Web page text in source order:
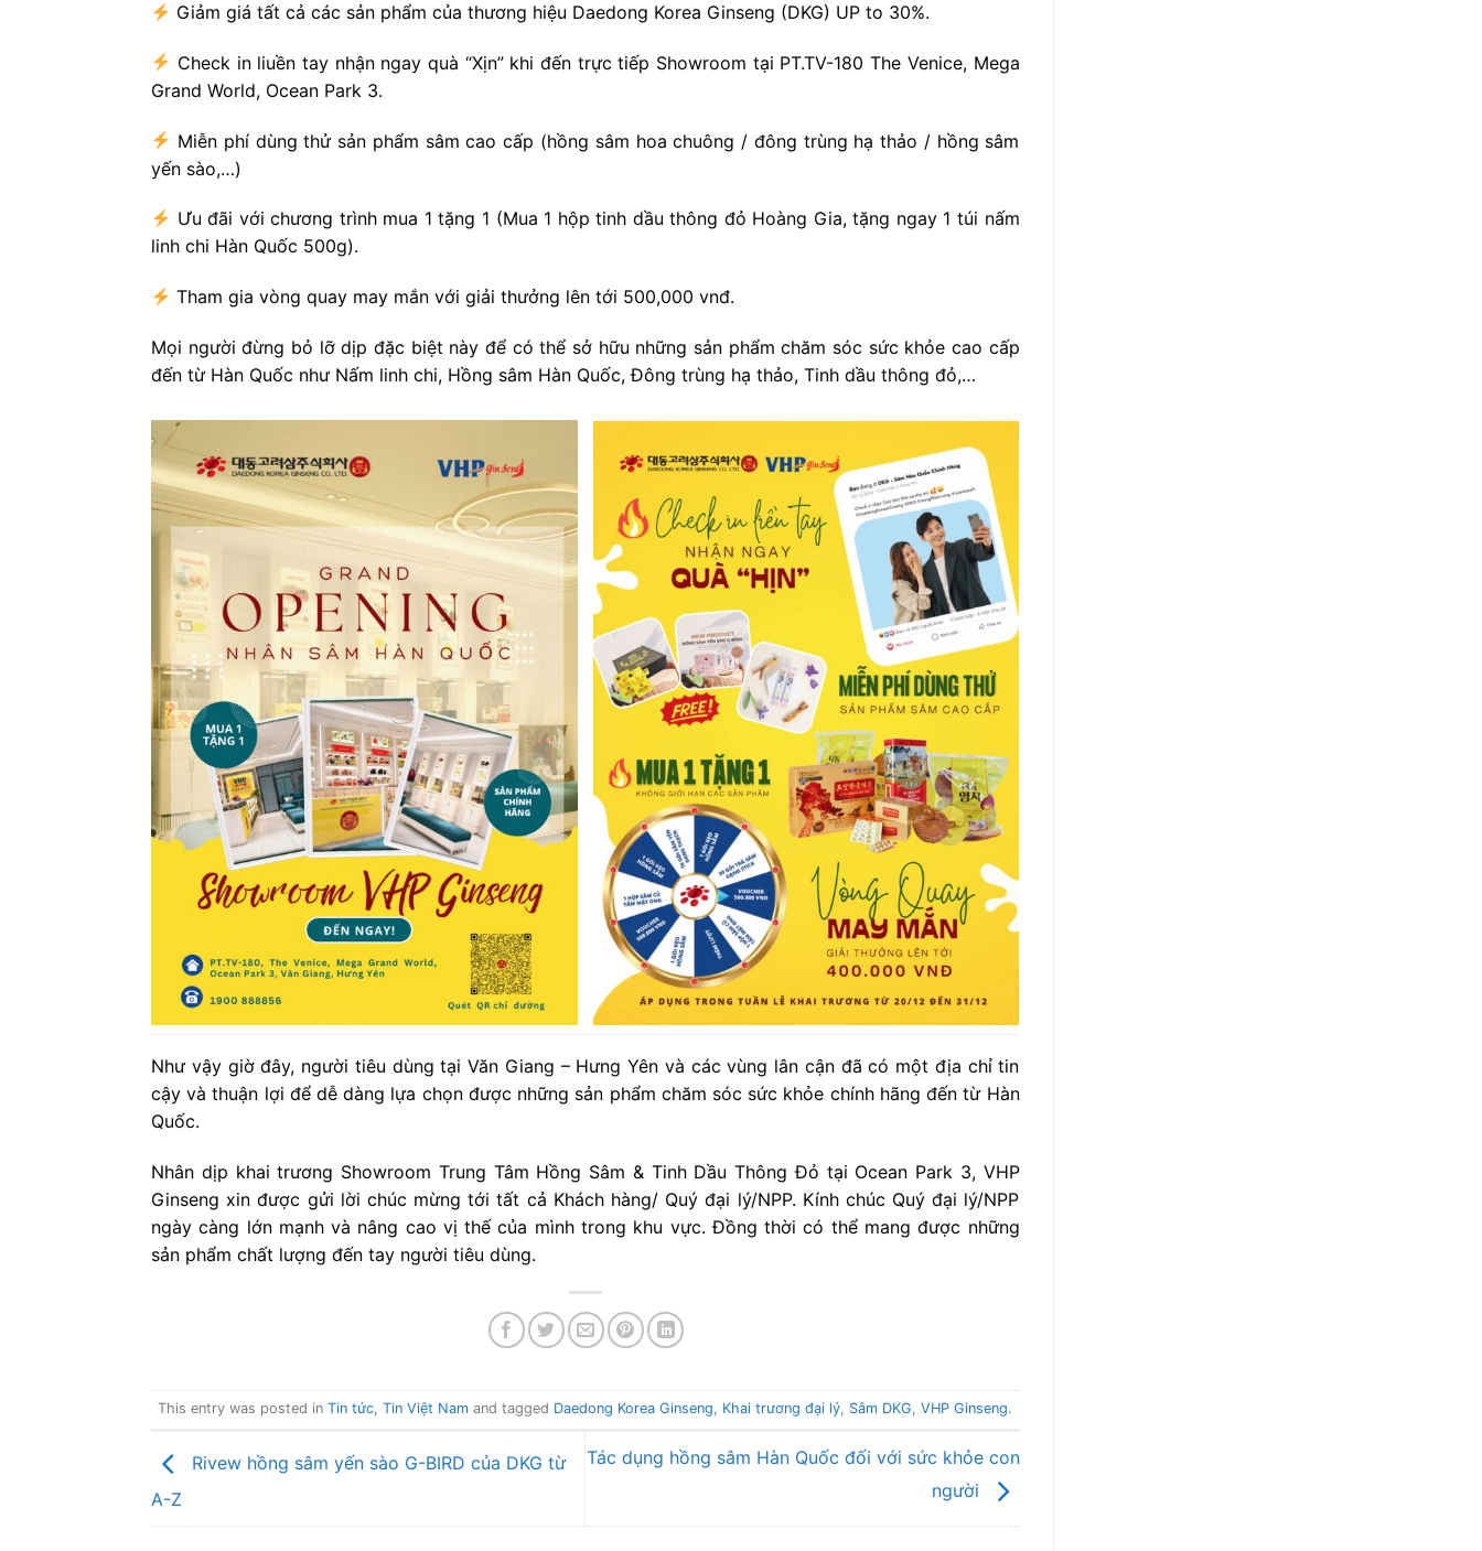
Giảm giá tất cả các sản phẩm của thương hiệu Daedong Korea Ginseng (DKG) UP to 30%.
Check in liuền tay nhận ngay quà “Xịn” khi đến trực tiếp Showroom tại PT.TV-180 The Venice, Mega
Grand World, Ocean Park 3.
Miễn phí dùng thử sản phẩm sâm cao cấp (hồng sâm hoa chuông / đông trùng hạ thảo / hồng sâm
yến sào,…)
Ưu đãi với chương trình mua 1 tặng 1 (Mua 1 hộp tinh dầu thông đỏ Hoàng Gia, tặng ngay 1 túi nấm
linh chi Hàn Quốc 500g).
Tham gia vòng quay may mắn với giải thưởng lên tới 500,000 vnđ.
Mọi người đừng bỏ lỡ dịp đặc biệt này để có thể sở hữu những sản phẩm chăm sóc sức khỏe cao cấp
đến từ Hàn Quốc như Nấm linh chi, Hồng sâm Hàn Quốc, Đông trùng hạ thảo, Tinh dầu thông đỏ,…
Như vậy giờ đây, người tiêu dùng tại Văn Giang – Hưng Yên và các vùng lân cận đã có một địa chỉ tin
cậy và thuận lợi để dễ dàng lựa chọn được những sản phẩm chăm sóc sức khỏe chính hãng đến từ Hàn
Quốc.
Nhân dịp khai trương Showroom Trung Tâm Hồng Sâm & Tinh Dầu Thông Đỏ tại Ocean Park 3, VHP
Ginseng xin được gửi lời chúc mừng tới tất cả Khách hàng/ Quý đại lý/NPP. Kính chúc Quý đại lý/NPP
ngày càng lớn mạnh và nâng cao vị thế của mình trong khu vực. Đồng thời có thể mang được những
sản phẩm chất lượng đến tay người tiêu dùng.
This entry was posted inTin tức ,Tin Việt Nam and tagged Daedong Korea Ginseng Khai trương đại lý Sâm DKG ,VHP Ginseng.
Rivew hồng sâm yến sào G-BIRD của DKG từ
A-Z
Tác dụng hồng sâm Hàn Quốc đối với sức khỏe con
người